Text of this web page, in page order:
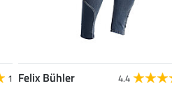
1 Felix Bühler 4.4